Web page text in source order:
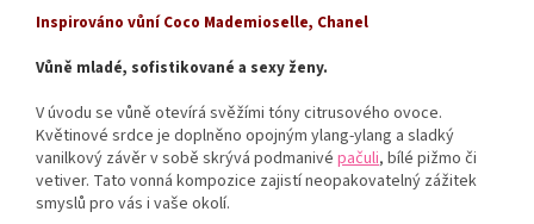
Inspirováno vůní Coco Mademioselle, Chanel
Vůně mladé, sofistikované a sexy ženy.
V úvodu se vůně otevírá svěžími tóny citrusového ovoce.
Květinové srdce je doplněno opojným ylang-ylang a sladký
vanilkový závěr v sobě skrývá podmanivé pačuli, bílé pižmo či
vetiver. Tato vonná kompozice zajistí neopakovatelný zážitek
smyslů pro vás i vaše okolí.